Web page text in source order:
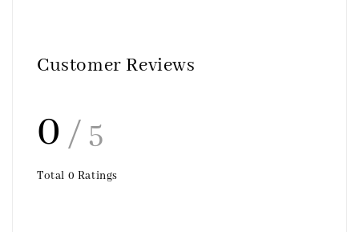
Customer Reviews
0 / 5
Total 0 Ratings